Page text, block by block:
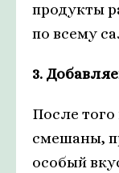
продукты
по всему
3.
После того
смешаны,
особый